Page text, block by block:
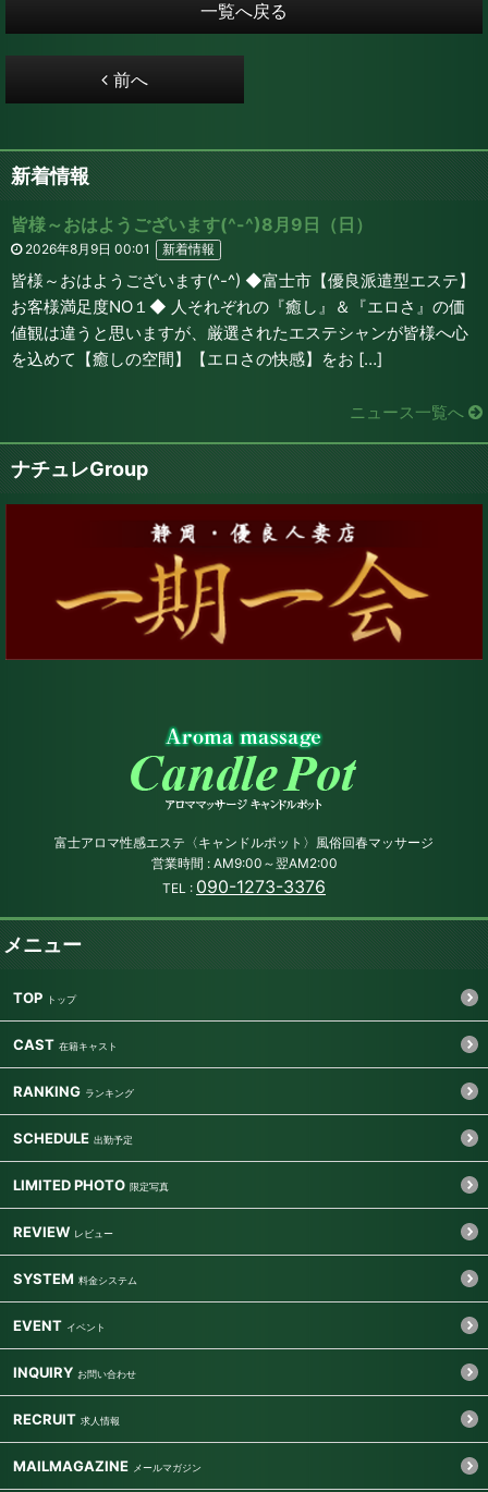
前へ
一覧へ戻る
新着情報
皆様～おはようございます(^-^)8月9日（日）
2026年8月9日 00:01 新着情報
皆様～おはようございます(^-^) ◆富士市【優良派遣型エステ】
お客様満足度NO１◆ 人それぞれの『癒し』＆『エロさ』の価
値観は違うと思いますが、厳選されたエステシャンが皆様へ心
を込めて【癒しの空間】【エロさの快感】をお […]
ニュース一覧へ
ナチュレGroup
富士アロマ性感エステ〈キャンドルポット〉風俗回春マッサージ
営業時間 : AM9:00～翌AM2:00
TEL : 090-1273-3376
メニュー
TOP
CAST
RANKING
SCHEDULE
LIMITED PHOTO
REVIEW
SYSTEM
EVENT
INQUIRY
RECRUIT
MAILMAGAZINE